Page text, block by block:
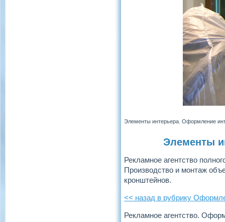
Элементы интерьера. Оформление
Элементы
Рекламное агентство
Производство и монтаж
кронштейнов.
<< назад в рубрику
Рекламное агентство.